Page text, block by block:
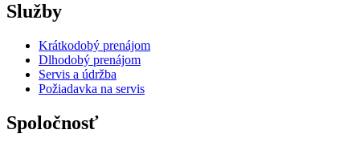
Služby
Krátkodobý prenájom
Dlhodobý prenájom
Servis a údržba
Požiadavka na servis
Spoločnosť